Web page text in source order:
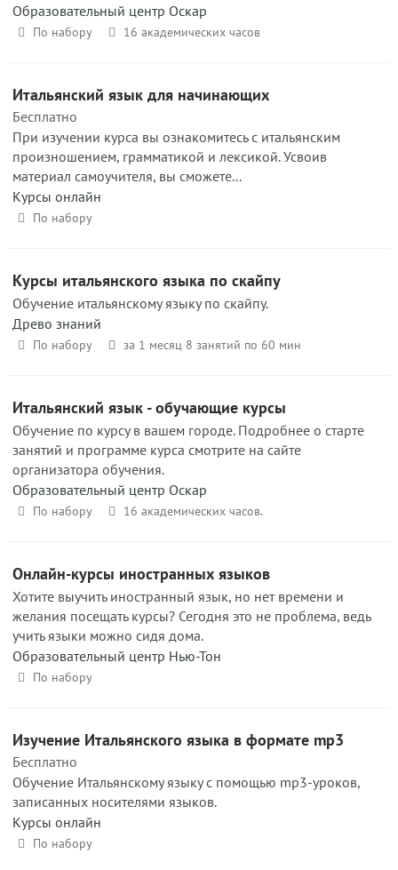
Образовательный центр Оскар
По набору 16 академических часов
Итальянский язык для начинающих
Бесплатно
При изучении курса вы ознакомитесь с итальянским
произношением, грамматикой и лексикой. Усвоив
материал самоучителя, вы сможете...
Курсы онлайн
По набору
Курсы итальянского языка по скайпу
Обучение итальянскому языку по скайпу.
Древо знаний
По набору за 1 месяц 8 занятий по 60 мин
Итальянский язык - обучающие курсы
Обучение по курсу в вашем городе. Подробнее о старте
занятий и программе курса смотрите на сайте
организатора обучения.
Образовательный центр Оскар
По набору 16 академических часов.
Онлайн-курсы иностранных языков
Хотите выучить иностранный язык, но нет времени и
желания посещать курсы? Сегодня это не проблема, ведь
учить языки можно сидя дома.
Образовательный центр Нью-Тон
По набору
Изучение Итальянского языка в формате mp3
Бесплатно
Обучение Итальянскому языку с помощью mp3-уроков,
записанных носителями языков.
Курсы онлайн
По набору